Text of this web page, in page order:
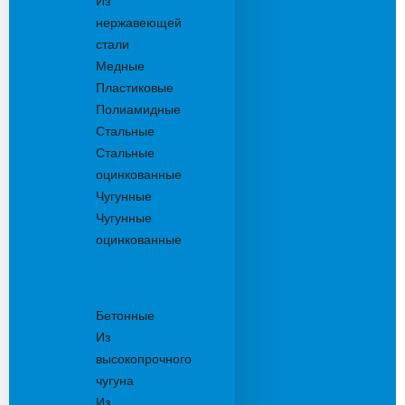
нержавеющей
стали
Медные
Пластиковые
Полиамидные
Стальные
Стальные
оцинкованные
Чугунные
Чугунные
оцинкованные
Бетонные
Из
высокопрочного
чугуна